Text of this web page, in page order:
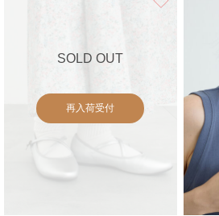
SOLD OUT
再入荷受付